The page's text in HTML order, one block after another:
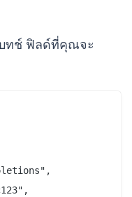
บทช์ ฟิลด์ที่คุณจะ